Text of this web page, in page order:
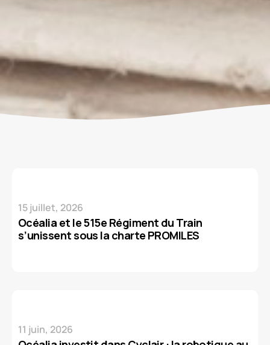
15 juillet, 2026
Océalia et le 515e Régiment du Train
s’unissent sous la charte PROMILES
11 juin, 2026